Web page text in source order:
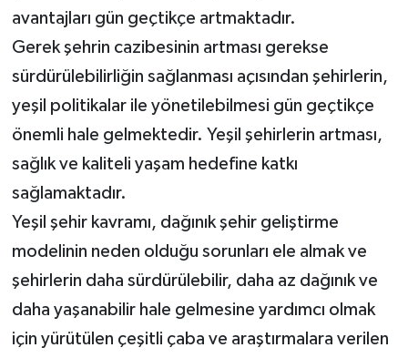
avantajları gün geçtikçe artmaktadır.
Gerek şehrin cazibesinin artması gerekse
sürdürülebilirliğin sağlanması açısından şehirlerin,
yeşil politikalar ile yönetilebilmesi gün geçtikçe
önemli hale gelmektedir. Yeşil şehirlerin artması,
sağlık ve kaliteli yaşam hedefine katkı
sağlamaktadır.
Yeşil şehir kavramı, dağınık şehir geliştirme
modelinin neden olduğu sorunları ele almak ve
şehirlerin daha sürdürülebilir, daha az dağınık ve
daha yaşanabilir hale gelmesine yardımcı olmak
için yürütülen çeşitli çaba ve araştırmalara verilen